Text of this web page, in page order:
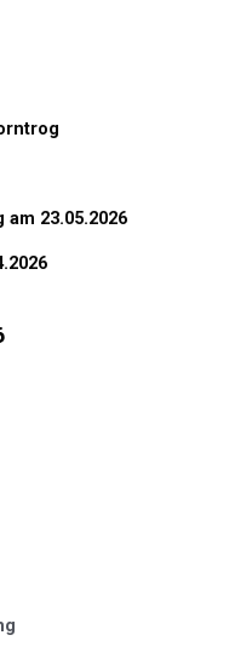
23.05.2026